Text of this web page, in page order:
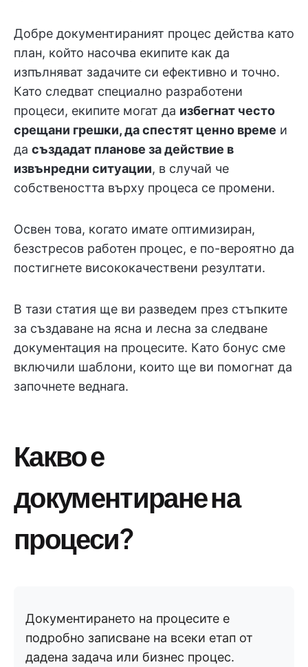
Добре документираният процес действа като
план, който насочва екипите как да
изпълняват задачите си ефективно и точно.
Като следват специално разработени
процеси, екипите могат да избегнат често
срещани грешки, да спестят ценно време и
да създадат планове за действие в
извънредни ситуации, в случай че
собствеността върху процеса се промени.
Освен това, когато имате оптимизиран,
безстресов работен процес, е по-вероятно да
постигнете висококачествени резултати.
В тази статия ще ви разведем през стъпките
за създаване на ясна и лесна за следване
документация на процесите. Като бонус сме
включили шаблони, които ще ви помогнат да
започнете веднага.
Какво е
документиране на
процеси?
Документирането на процесите е
подробно записване на всеки етап от
дадена задача или бизнес процес.